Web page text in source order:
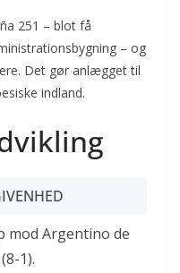
251 – blot få
– og
Det gør anlægget til
indland.
mod Argentino de
1).